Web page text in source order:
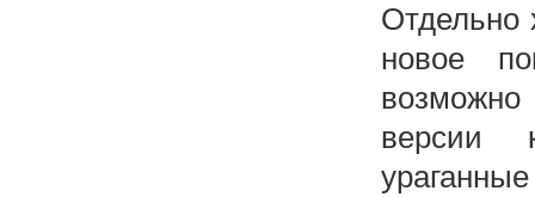
Отдельно
новое
версии